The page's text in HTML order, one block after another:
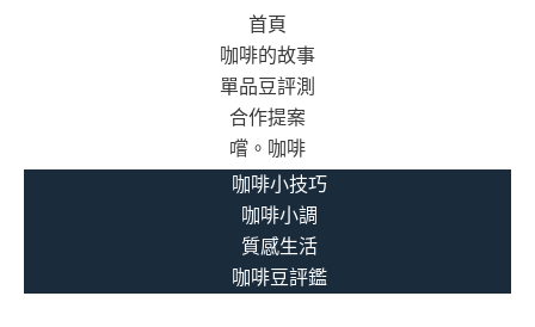
首頁
咖啡的故事
單品豆評測
合作提案
嚐。咖啡
咖啡小技巧
咖啡小調
質感生活
咖啡豆評鑑